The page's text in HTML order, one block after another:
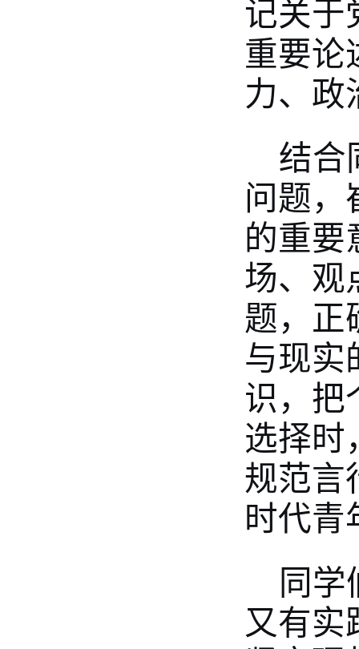
记关于
重要论
力、政
结合
问题，
的重要
场、观
题，正
与现实
识，把
选择时
规范言
时代青
同
又有实